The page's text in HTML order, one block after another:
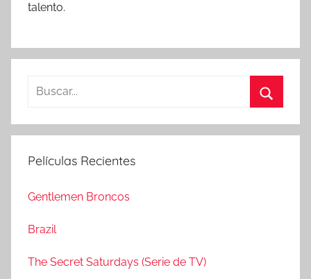
talento.
s
a
:
u
Películas Recientes
Gentlemen Broncos
Brazil
The Secret Saturdays (Serie de TV)